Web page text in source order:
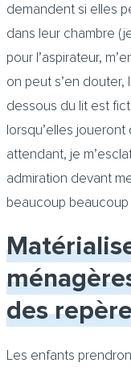
demandent si elles
dans leur chambre
pour l’aspirateur,
on peut s’en
dessous du lit est
lorsqu’elles joueront
attendant, je
admiration devant
beaucoup
des
Les enfants